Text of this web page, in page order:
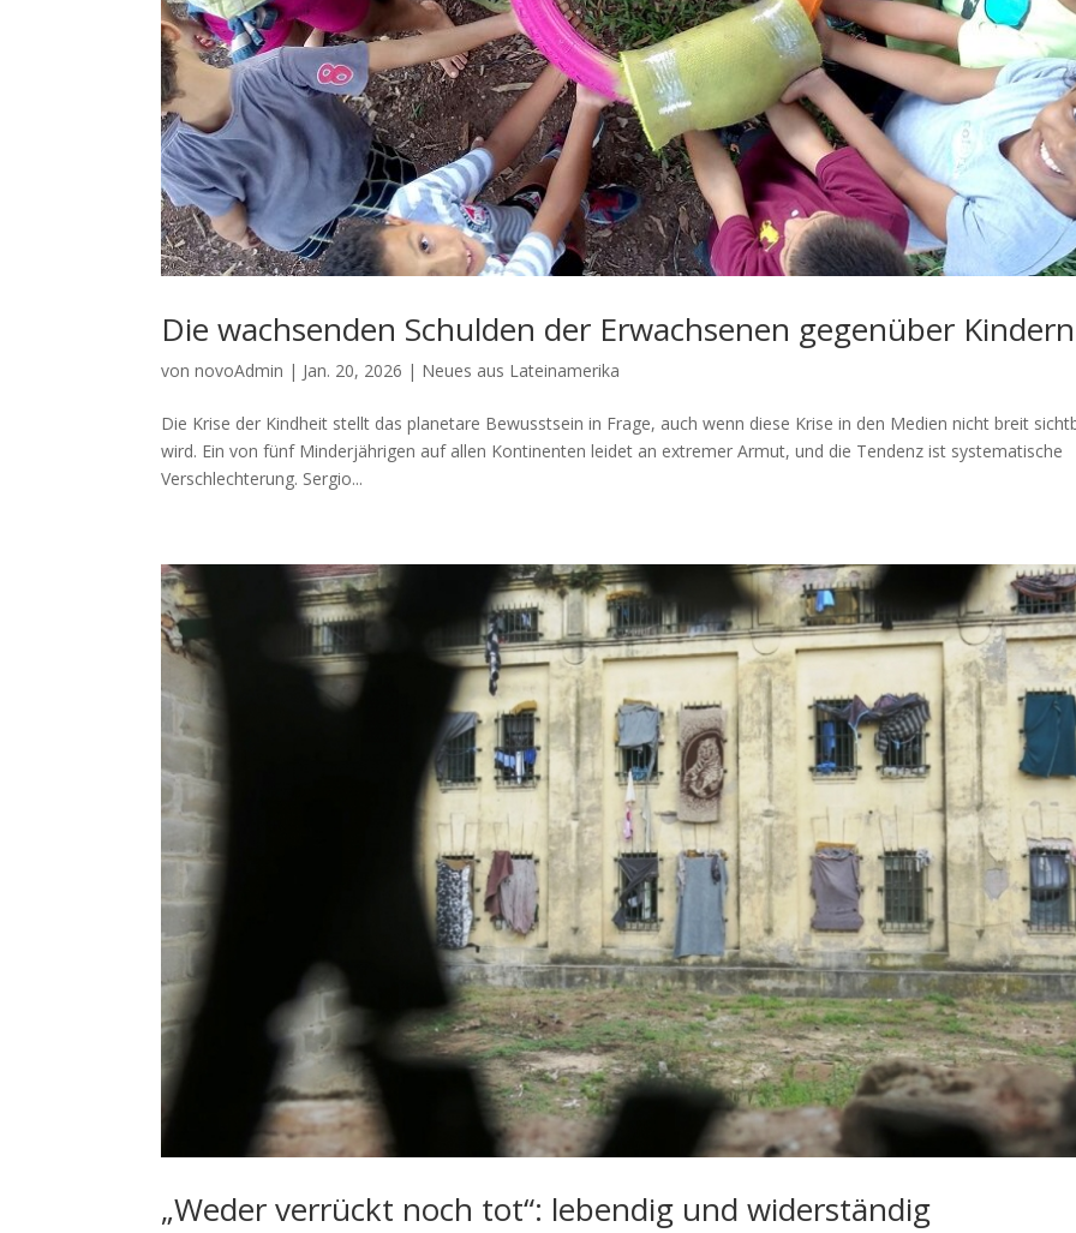
Die wachsenden Schulden der Erwachsenen gegenüber Kindern
vonnovoAdmin | Jan. 20, 2026 | Neues aus Lateinamerika
Die Krise der Kindheit stellt das planetare Bewusstsein in Frage, auch wenn diese Krise in den Medien nicht breit
wird. Ein von fünf Minderjährigen auf allen Kontinenten leidet an extremer Armut, und die Tendenz ist systematische
Verschlechterung. Sergio...
„Weder verrückt noch tot“: lebendig und widerständig